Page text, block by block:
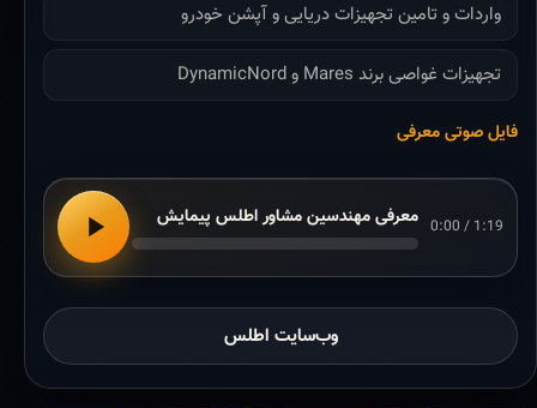
واردات و تامین تجهیزات دریایی و آپشن خودرو
تجهیزات غواصی برند Mares و DynamicNord
فایل صوتی معرفی
0:00 / 1:19 معرفی مهندسین مشاور اطلس پیمایش
وب‌سایت اطلس